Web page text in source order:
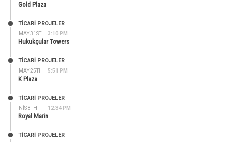
Gold Plaza
MAY 31ST 3:10 PM
TİCARİ PROJELER
Hukukçular Towers
MAY 25TH 5:51 PM
TİCARİ PROJELER
K Plaza
NIS 8TH 12:34 PM
TİCARİ PROJELER
Royal Marin
TİCARİ PROJELER